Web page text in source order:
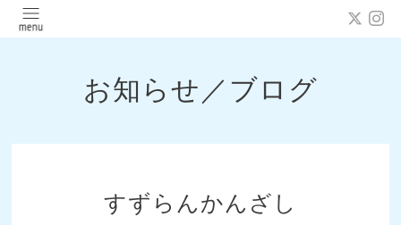
お知らせ／ブログ
すずらんかんざし